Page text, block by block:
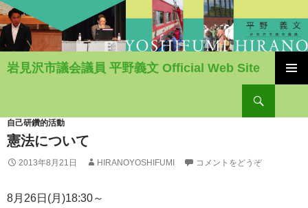
岩見沢市議会議員 平野義文 Official Web Site
ン
ツ
へ
移
自己研鑽的活動
憲法について
2013年8月21日 HIRANOYOSHIFUMI コメントをどうぞ
8月26日(月)18:30～